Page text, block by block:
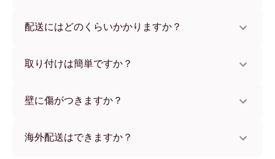
フレームカラーからお選びいただけます。
配送にはどのくらいかかりますか？
用いただけます。ご注文後、追跡番号をお知らせします。
取り付けは簡単ですか？
をつけないため、賃貸のお部屋でも安心してお使いいただ
壁に傷がつきますか？
海外配送はできますか？